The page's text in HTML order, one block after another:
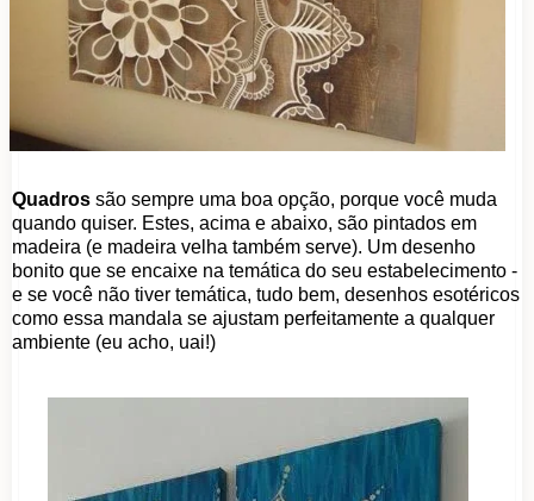
Quadros são sempre uma boa opção, porque você muda
quando quiser. Estes, acima e abaixo, são pintados em
madeira (e madeira velha também serve). Um desenho
bonito que se encaixe na temática do seu estabelecimento -
e se você não tiver temática, tudo bem, desenhos esotéricos
como essa mandala se ajustam perfeitamente a qualquer
ambiente (eu acho, uai!)